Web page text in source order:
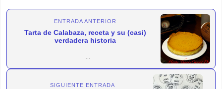
ENTRADA ANTERIOR
Tarta de Calabaza, receta y su (casi)
verdadera historia
es...
SIGUIENTE ENTRADA